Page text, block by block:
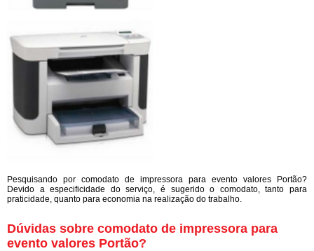
Pesquisando por comodato de impressora para evento valores Portão?
Devido a especificidade do serviço, é sugerido o comodato, tanto para
praticidade, quanto para economia na realização do trabalho.
Dúvidas sobre comodato de impressora para
evento valores Portão?